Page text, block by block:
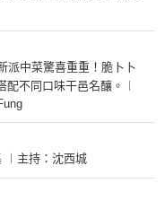
派中菜驚喜重重！脆卜卜
不同口味干邑名釀。︱
︱主持：沈西城